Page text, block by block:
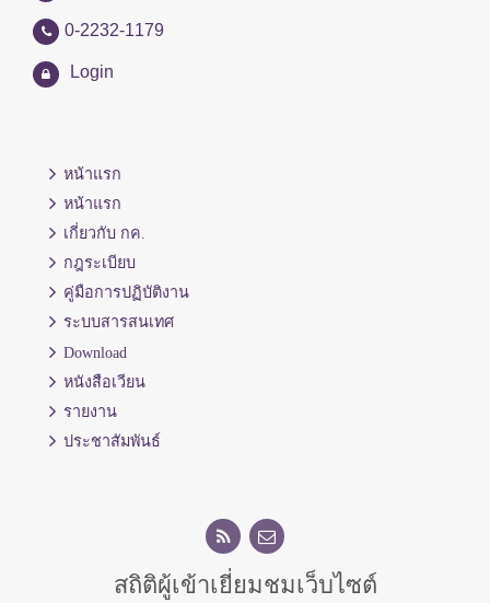
0-2232-1179
Login
หน้าแรก
หน้าแรก
เกี่ยวกับ กค.
กฎระเบียบ
คู่มือการปฏิบัติงาน
ระบบสารสนเทศ
Download
หนังสือเวียน
รายงาน
ประชาสัมพันธ์
สถิติผู้เข้าเยี่ยมชมเว็บไซต์